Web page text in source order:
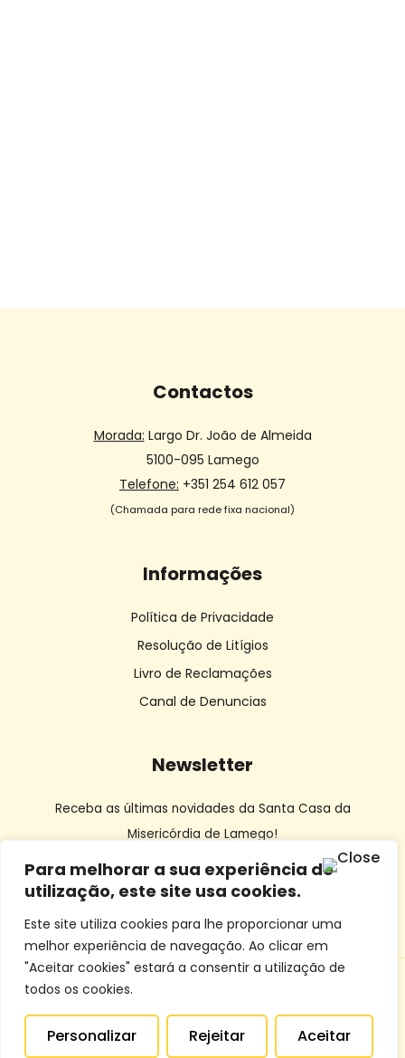
Para melhorar a sua experiência de
utilização, este site usa cookies.
Este site utiliza cookies para lhe proporcionar uma
melhor experiência de navegação. Ao clicar em
"Aceitar cookies" estará a consentir a utilização de
todos os cookies.
Personalizar Rejeitar Aceitar
Contactos
Morada: Largo Dr. João de Almeida
5100-095 Lamego
Telefone: +351 254 612 057
(Chamada para rede fixa nacional)
Informações
Política de Privacidade
Resolução de Litígios
Livro de Reclamações
Canal de Denuncias
Newsletter
Receba as últimas novidades da Santa Casa da
Misericórdia de Lamego!
© SCMLamego | Desenvolvido por